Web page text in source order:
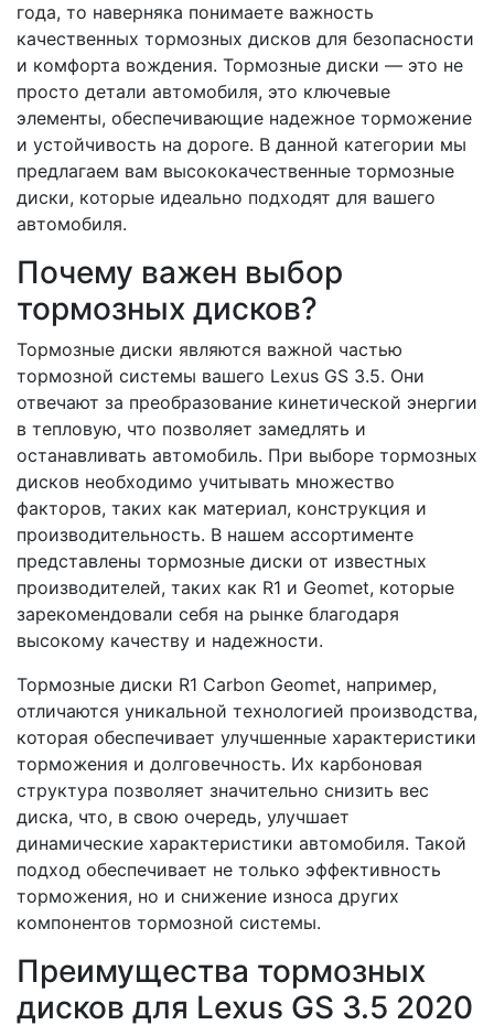
года, то наверняка понимаете важность
качественных тормозных дисков для безопасности
и комфорта вождения. Тормозные диски — это не
просто детали автомобиля, это ключевые
элементы, обеспечивающие надежное торможение
и устойчивость на дороге. В данной категории мы
предлагаем вам высококачественные тормозные
диски, которые идеально подходят для вашего
автомобиля.
Почему важен выбор
тормозных дисков?
Тормозные диски являются важной частью
тормозной системы вашего Lexus GS 3.5. Они
отвечают за преобразование кинетической энергии
в тепловую, что позволяет замедлять и
останавливать автомобиль. При выборе тормозных
дисков необходимо учитывать множество
факторов, таких как материал, конструкция и
производительность. В нашем ассортименте
представлены тормозные диски от известных
производителей, таких как R1 и Geomet, которые
зарекомендовали себя на рынке благодаря
высокому качеству и надежности.
Тормозные диски R1 Carbon Geomet, например,
отличаются уникальной технологией производства,
которая обеспечивает улучшенные характеристики
торможения и долговечность. Их карбоновая
структура позволяет значительно снизить вес
диска, что, в свою очередь, улучшает
динамические характеристики автомобиля. Такой
подход обеспечивает не только эффективность
торможения, но и снижение износа других
компонентов тормозной системы.
Преимущества тормозных
дисков для Lexus GS 3.5 2020